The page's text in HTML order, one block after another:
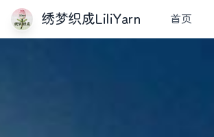
绣梦织成LiliYarn 首页